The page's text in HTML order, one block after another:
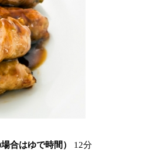
合はゆで時間） 12分